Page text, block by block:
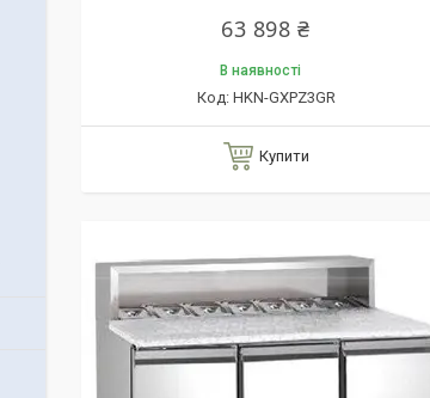
63 898 ₴
В наявності
HKN-GXPZ3GR
Купити